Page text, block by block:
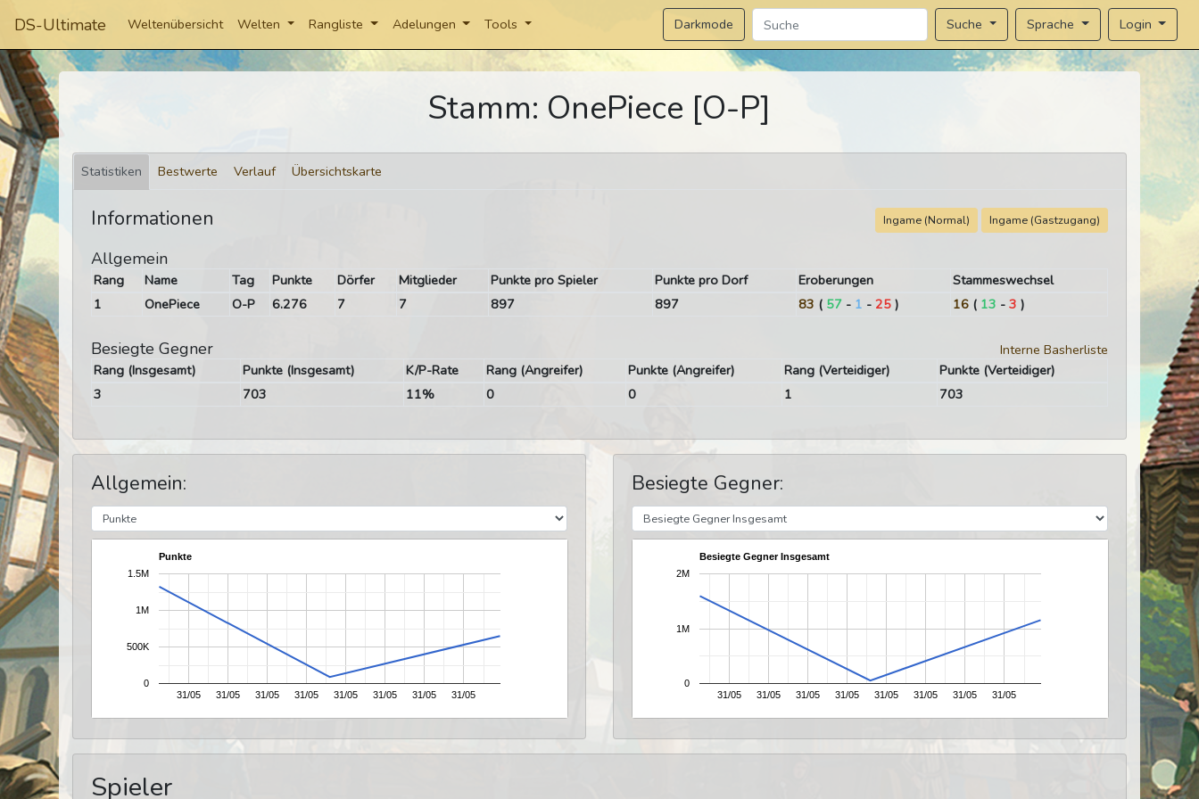
DS-Ultimate Weltenübersicht Welten Rangliste Adelungen Tools Darkmode Suche Sprache Login
Stamm: OnePiece [O-P]
Statistiken Bestwerte Verlauf Übersichtskarte
Informationen Ingame (Normal) Ingame (Gastzugang)
Allgemein
Rang Name Tag Punkte Dörfer Mitglieder Punkte pro Spieler Punkte pro Dorf Eroberungen
Stammeswechsel
1
OnePiece O-P 6.276 7 7 897 897 83 ( 57- 1 - 25) 16( 13 - 3 )
Besiegte Gegner
Interne Basherliste
Rang (Insgesamt)
Punkte (Insgesamt) K/P-Rate Rang (Angreifer) Punkte (Angreifer) Rang (Verteidiger)
Punkte (Verteidiger)
3
703 11% 0 0 1 703
Allgemein:
Punkte
31/05 31/05 31/05 31/05 31/05 31/05 31/05 31/05
0
500K
1M
1.5M
Besiegte Gegner:
Besiegte Gegner Insgesamt
31/05 31/05 31/05 31/05 31/05 31/05 31/05 31/05
0
1M
2M
Spieler